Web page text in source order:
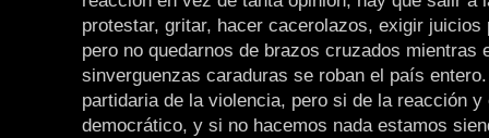
protestar, gritar, hacer cacerolazos, exigir
pero no quedarnos de brazos cruzados mientras
sinverguenzas caraduras se roban el país
partidaria de la violencia, pero si de la reacción y
democrático, y si no hacemos nada estamos